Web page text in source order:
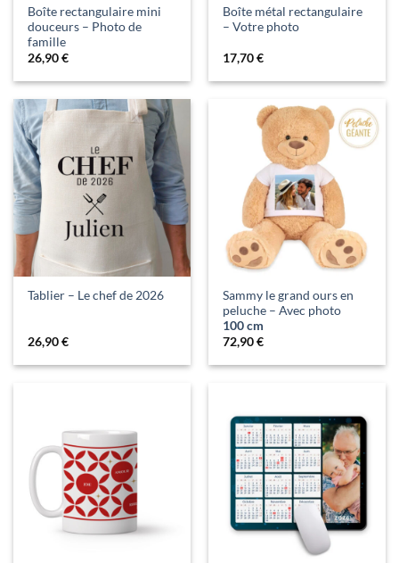
Boîte rectangulaire mini
douceurs – Photo de
famille
26,90€
Boîte métal rectangulaire
– Votre photo
17,70€
Tablier – Le chef de 2026
26,90€
Sammy le grand ours en
peluche – Avec photo
100 cm
72,90€